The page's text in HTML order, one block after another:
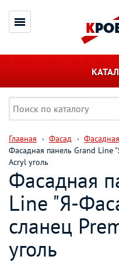
Главная Фасад
Фасадная панель Grand Line
Acryl уголь
Фасадная
Line "Я-
сланец
уголь